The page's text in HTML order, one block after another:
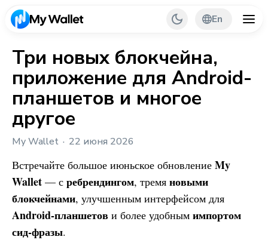
En
Back
Три новых блокчейна,
приложение для Android-
планшетов и многое
другое
My Wallet 22 июня 2026
Встречайте большое июньское обновление My
Wallet — с ребрендингом, тремя новыми
блокчейнами, улучшенным интерфейсом для
Android-планшетов и более удобным импортом
сид-фразы.